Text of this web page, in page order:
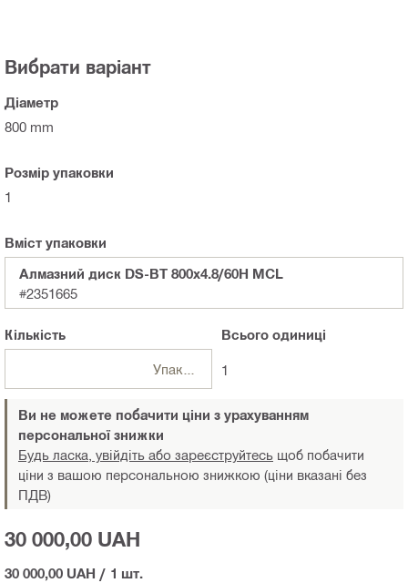
Вибрати варіант
Діаметр
800 mm
Розмір упаковки
1
Вміст упаковки
Алмазний диск DS-BT 800x4.8/60H MCL
#2351665
Кількість
Упаковки
Всьогоодиниці
1
Ви не можете побачити ціни з урахуванням
персональної знижки
Будь ласка, увійдіть або зареєструйтесь щоб побачити
ціни з вашою персональною знижкою (ціни вказані без
ПДВ)
30 000,00 UAH
30 000,00 UAH / 1 шт.